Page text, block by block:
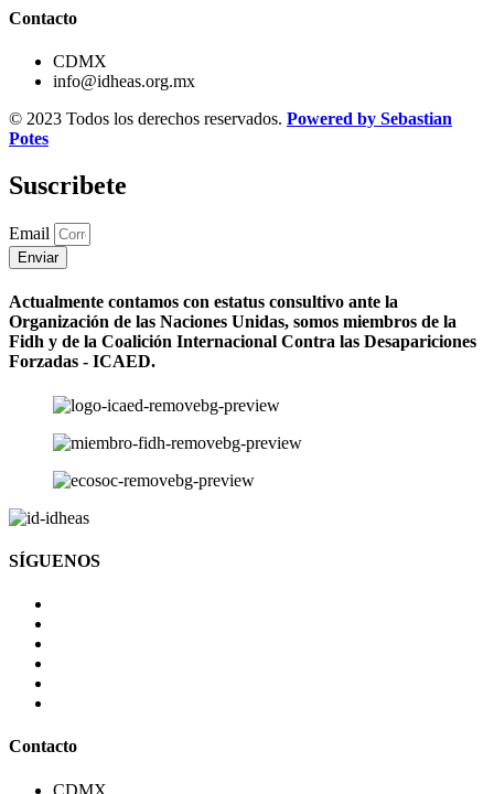
Contacto
CDMX
info@idheas.org.mx
© 2023 Todos los derechos reservados. Powered by Sebastian
Potes
Suscribete
Email
Enviar
Actualmente contamos con estatus consultivo ante la
Organización de las Naciones Unidas, somos miembros de la
Fidh y de la Coalición Internacional Contra las Desapariciones
Forzadas - ICAED.
SÍGUENOS
Contacto
CDMX